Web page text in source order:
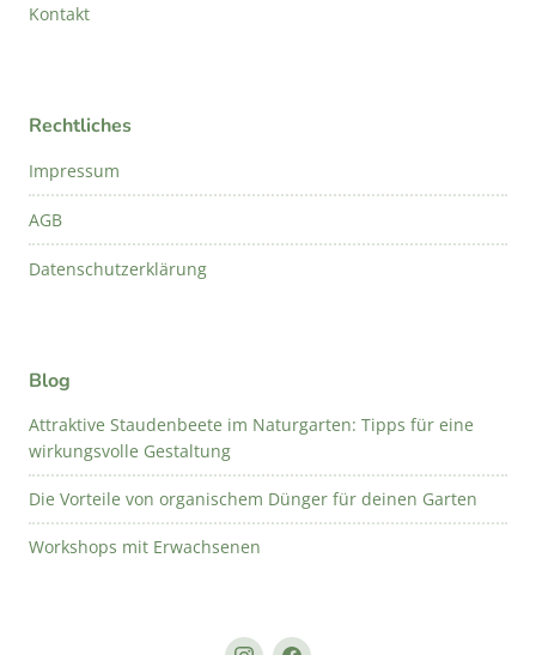
Kontakt
Rechtliches
Impressum
AGB
Datenschutzerklärung
Blog
Attraktive Staudenbeete im Naturgarten: Tipps für eine
wirkungsvolle Gestaltung
Die Vorteile von organischem Dünger für deinen Garten
Workshops mit Erwachsenen
InstagramFacebook